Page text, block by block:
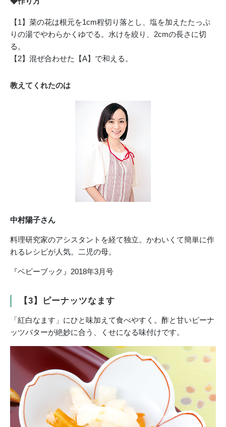
【1】菜の花は根元を1cm程切り落とし、塩を加えたたっぷ
りの湯でやわらかくゆでる。水けを絞り、2cmの長さに切
る。
【2】混ぜ合わせた【A】で和える。
教えてくれたのは
中村陽子さん
料理研究家のアシスタントを経て独立。かわいくて簡単に作
れるレシピが人気。二児の母。
『ベビーブック』2018年3月号
【3】ピーナッツなます
「紅白なます」にひと味加えて食べやすく。酢と甘いピーナ
ッツバターが絶妙に合う、くせになる味付けです。